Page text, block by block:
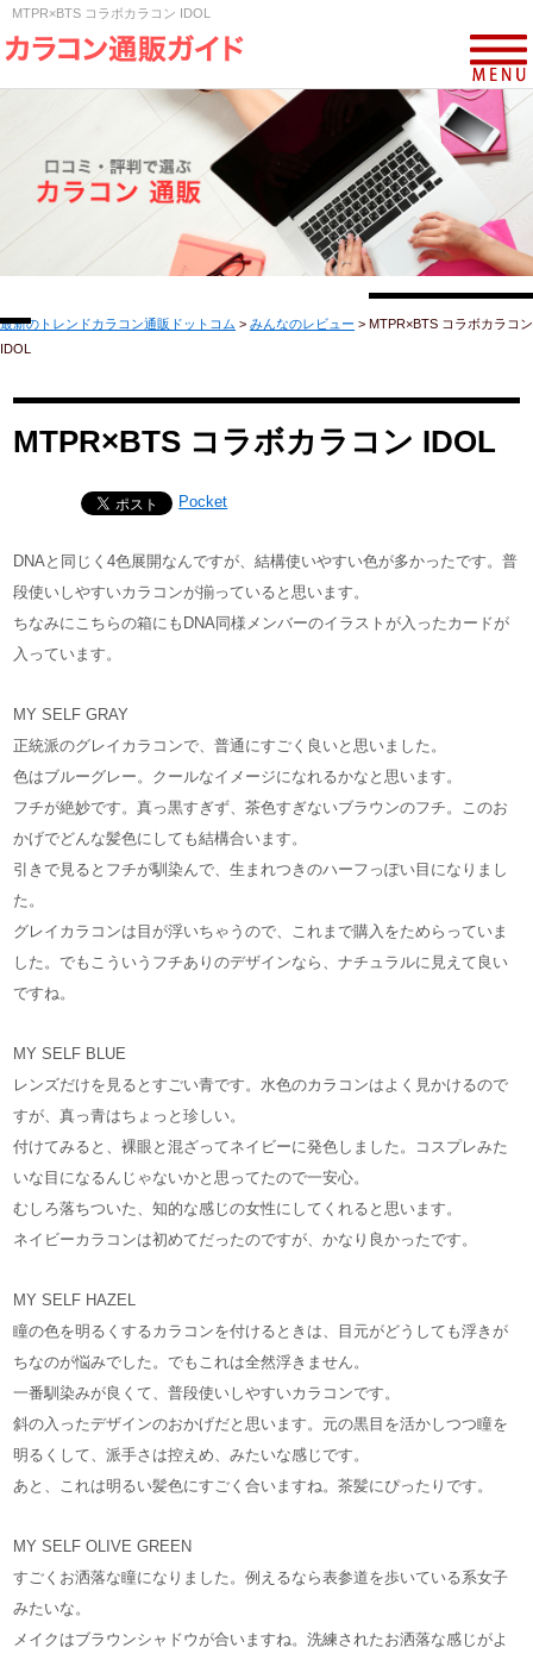
MTPR×BTS コラボカラコン IDOL
最新のトレンドカラコン通販ドットコム > みんなのレビュー > MTPR×BTS コラボカラコン
IDOL
MTPR×BTS コラボカラコン IDOL
Pocket
DNAと同じく4色展開なんですが、結構使いやすい色が多かったです。普
段使いしやすいカラコンが揃っていると思います。
ちなみにこちらの箱にもDNA同様メンバーのイラストが入ったカードが
入っています。
MY SELF GRAY
正統派のグレイカラコンで、普通にすごく良いと思いました。
色はブルーグレー。クールなイメージになれるかなと思います。
フチが絶妙です。真っ黒すぎず、茶色すぎないブラウンのフチ。このお
かげでどんな髪色にしても結構合います。
引きで見るとフチが馴染んで、生まれつきのハーフっぽい目になりまし
た。
グレイカラコンは目が浮いちゃうので、これまで購入をためらっていま
した。でもこういうフチありのデザインなら、ナチュラルに見えて良い
ですね。
MY SELF BLUE
レンズだけを見るとすごい青です。水色のカラコンはよく見かけるので
すが、真っ青はちょっと珍しい。
付けてみると、裸眼と混ざってネイビーに発色しました。コスプレみた
いな目になるんじゃないかと思ってたので一安心。
むしろ落ちついた、知的な感じの女性にしてくれると思います。
ネイビーカラコンは初めてだったのですが、かなり良かったです。
MY SELF HAZEL
瞳の色を明るくするカラコンを付けるときは、目元がどうしても浮きが
ちなのが悩みでした。でもこれは全然浮きません。
一番馴染みが良くて、普段使いしやすいカラコンです。
斜の入ったデザインのおかげだと思います。元の黒目を活かしつつ瞳を
明るくして、派手さは控えめ、みたいな感じです。
あと、これは明るい髪色にすごく合いますね。茶髪にぴったりです。
MY SELF OLIVE GREEN
すごくお洒落な瞳になりました。例えるなら表参道を歩いている系女子
みたいな。
メイクはブラウンシャドウが合いますね。洗練されたお洒落な感じがよ